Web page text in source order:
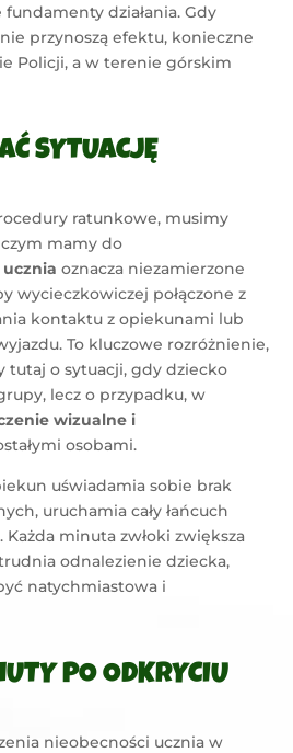
działania. Gdy
przynoszą efektu, konieczne
Policji, a w terenie górskim
SYTUACJĘ
ratunkowe, musimy
mamy do
oznacza niezamierzone
wycieczkowiczej połączone z
kontaktu z opiekunami lub
To kluczowe rozróżnienie,
tutaj o sytuacji, gdy dziecko
lecz o przypadku, w
wizualne i
osobami.
uświadamia sobie brak
uruchamia cały łańcuch
Każda minuta zwłoki zwiększa
odnalezienie dziecka,
natychmiastowa i
PO ODKRYCIU
nieobecności ucznia w